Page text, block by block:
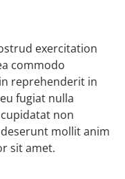
exercitation
commodo
reprehenderit in
fugiat nulla
non
mollit anim
sit amet.